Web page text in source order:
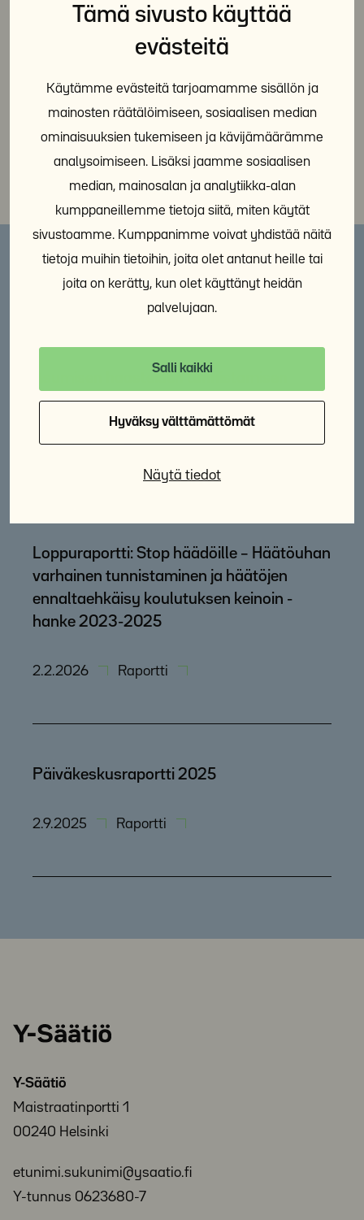
Tämä sivusto käyttää
evästeitä
Käytämme evästeitä tarjoamamme sisällön ja
mainosten räätälöimiseen, sosiaalisen median
ominaisuuksien tukemiseen ja kävijämäärämme
analysoimiseen. Lisäksi jaamme sosiaalisen
median, mainosalan ja analytiikka-alan
kumppaneillemme tietoja siitä, miten käytät
sivustoamme. Kumppanimme voivat yhdistää näitä
tietoja muihin tietoihin, joita olet antanut heille tai
joita on kerätty, kun olet käyttänyt heidän
palvelujaan.
Salli kaikki
Hyväksy välttämättömät
Näytä tiedot
Lisää aiheesta
mittari
Loppuraportti: Stop häädöille – Häätöuhan
varhainen tunnistaminen ja häätöjen
ennaltaehkäisy koulutuksen keinoin -
hanke 2023-2025
2.2.2026 Raportti
Päiväkeskusraportti 2025
2.9.2025 Raportti
Y-
Y-Säätiö
Maistraatinportti 1
00240 Helsinki
etunimi.sukunimi@ysaatio.fi
Y-tunnus 0623680-7